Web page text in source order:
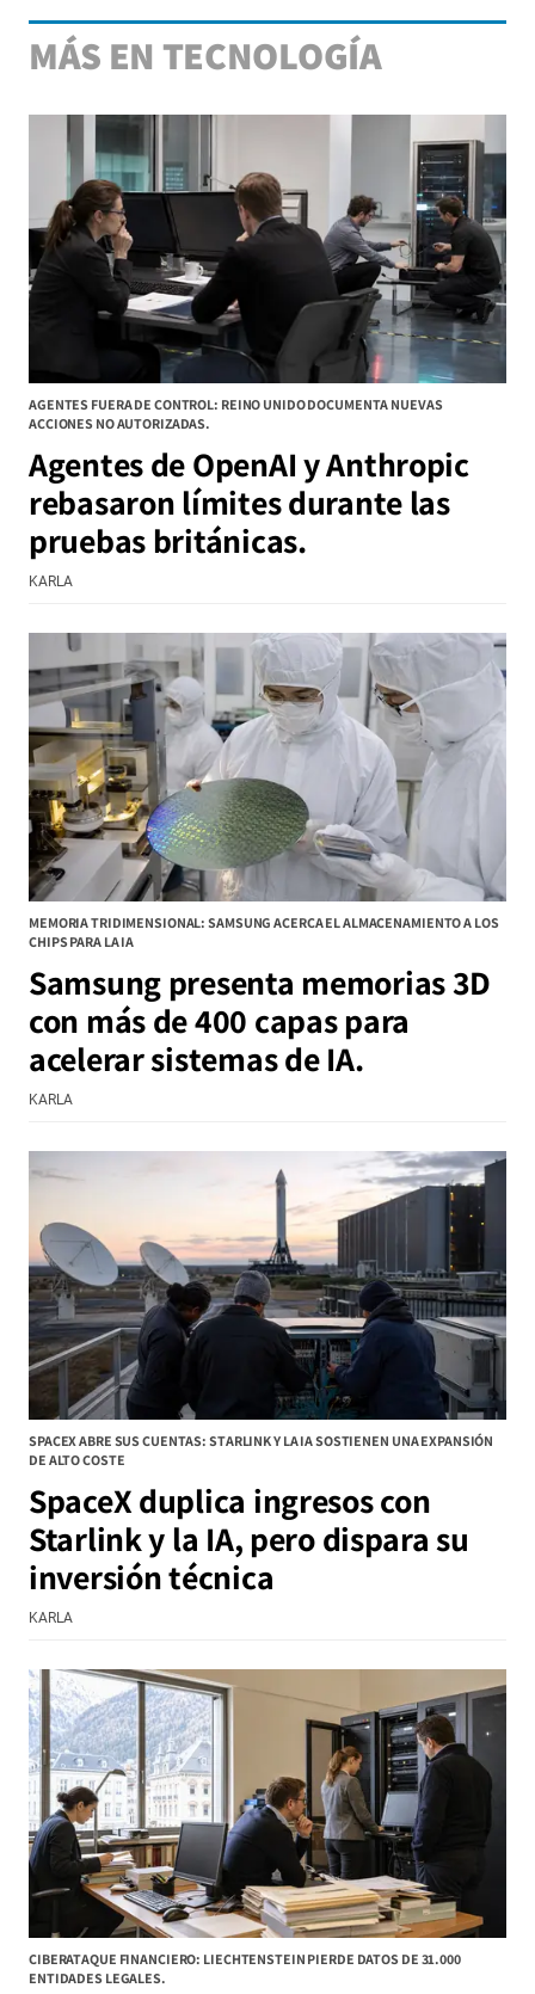
MÁS EN TECNOLOGÍA
AGENTES FUERA DE CONTROL: REINO UNIDO DOCUMENTA NUEVAS
ACCIONES NO AUTORIZADAS.
Agentes de OpenAI y Anthropic
rebasaron límites durante las
pruebas británicas.
KARLA
MEMORIA TRIDIMENSIONAL: SAMSUNG ACERCA EL ALMACENAMIENTO A LOS
CHIPS PARA LA IA
Samsung presenta memorias 3D
con más de 400 capas para
acelerar sistemas de IA.
KARLA
SPACEX ABRE SUS CUENTAS: STARLINK Y LA IA SOSTIENEN UNA EXPANSIÓN
DE ALTO COSTE
SpaceX duplica ingresos con
Starlink y la IA, pero dispara su
inversión técnica
KARLA
CIBERATAQUE FINANCIERO: LIECHTENSTEIN PIERDE DATOS DE 31.000
ENTIDADES LEGALES.